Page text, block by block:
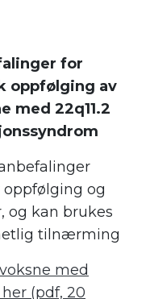
for
oppfølging av
med 22q11.2
og
og kan brukes
tilnærming
med
(pdf, 20